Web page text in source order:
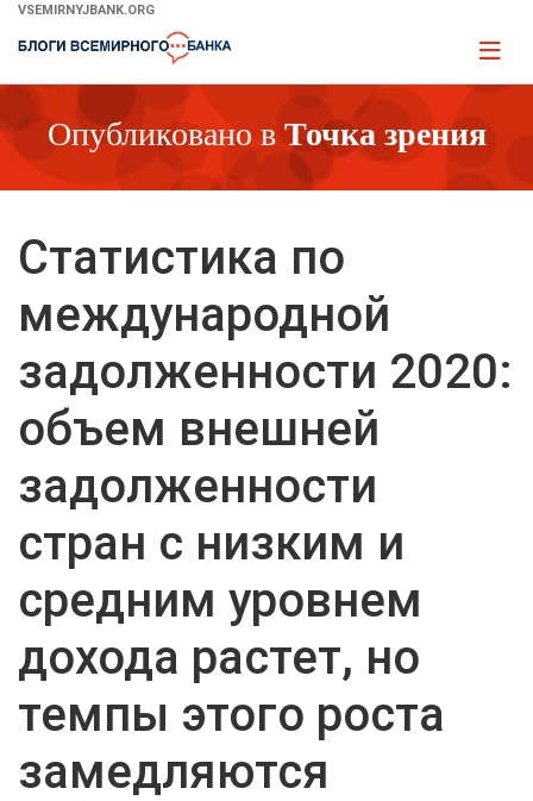
Skip
Main
VSEMIRNYJBANK.ORG
Page
Опубликовано в Точка зрения
Статистика по
международной
задолженности 2020:
объем внешней
задолженности
стран с низким и
средним уровнем
дохода растет, но
темпы этого роста
замедляются